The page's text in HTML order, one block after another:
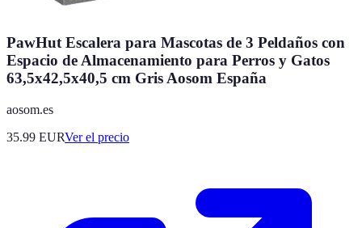
PawHut Escalera para Mascotas de 3 Peldaños con
Espacio de Almacenamiento para Perros y Gatos
63,5x42,5x40,5 cm Gris Aosom España
aosom.es
35.99 EURVer el precio